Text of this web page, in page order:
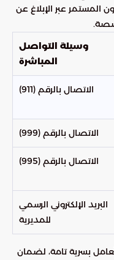
المستمر عبر الإبلاغ عن
وسيلة التواصل
المباشرة
الاتصال بالرقم (911)
الاتصال بالرقم (999)
الاتصال بالرقم (995)
البريد الإلكتروني الرسمي
للمديرية
بسرية تامة، لضمان